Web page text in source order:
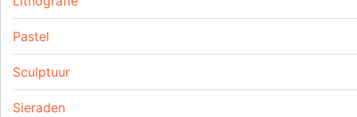
Pastel
Sculptuur
Sieraden